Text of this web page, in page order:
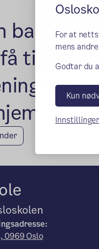
For at
mens
Godtar du
Kun
barn og
tips om
0969 Oslo